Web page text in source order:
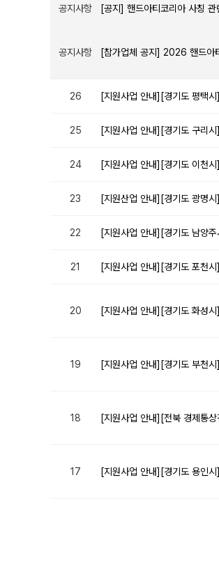
공지사항 [공지] 핸드아티코리아 사칭 관
공지사항 [참가업체 공지] 2026 핸드아
26 [지원사업 안내][경기도 평택
25 [지원사업 안내][경기도 구리
24 [지원사업 안내][경기도 이천
23 [지원산업 안내][경기도 광명
22 [지원사업 안내][경기도 남양
21 [지원사업 안내][경기도 포천
20 [지원사업 안내][경기도 화성
19 [지원사업 안내][경기도 부천
18 [지원사업 안내][전북 경제통
17 [지원사업 안내][경기도 용인